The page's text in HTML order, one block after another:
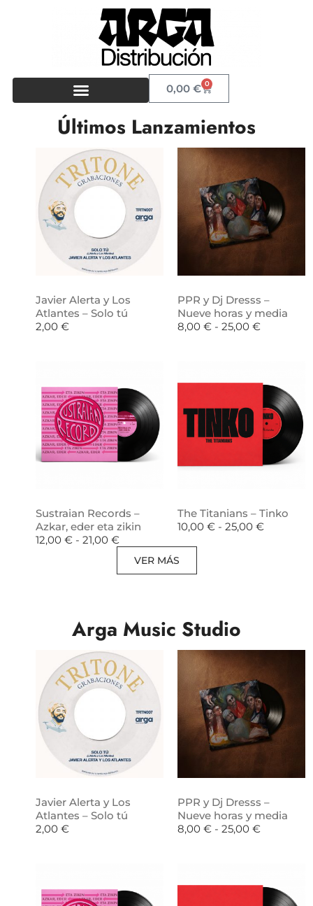
0,00€ 0
Últimos Lanzamientos
Javier Alerta y Los
Atlantes – Solo tú
2,00 €
PPR y Dj Dresss –
Nueve horas y media
8,00 € - 25,00 €
Sustraian Records –
Azkar, eder eta zikin
12,00 € - 21,00 €
The Titanians – Tinko
10,00 € - 25,00 €
VER MÁS
Arga Music Studio
Javier Alerta y Los
Atlantes – Solo tú
2,00 €
PPR y Dj Dresss –
Nueve horas y media
8,00 € - 25,00 €